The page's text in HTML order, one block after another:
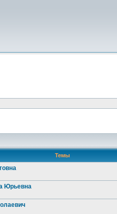
Темы
Юрьевна